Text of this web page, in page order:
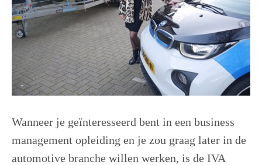
Wanneer je geïnteresseerd bent in een business
management opleiding en je zou graag later in de
automotive branche willen werken, is de IVA